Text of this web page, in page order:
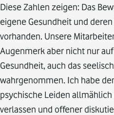
Diese Zahlen zeigen: Das
eigene Gesundheit und
vorhanden. Unsere
Augenmerk aber nicht nur
Gesundheit, auch das
wahrgenommen. Ich habe
psychische Leiden
verlassen und offener